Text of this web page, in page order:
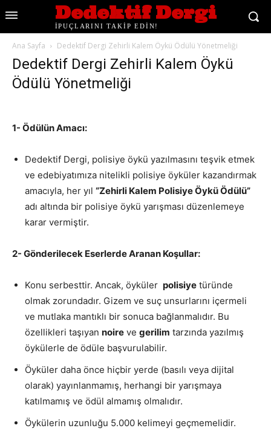
Dedektif Dergi
İPUÇLARINI TAKİP EDİN!
Ana Sayfa Dedektif Dergi Zehirli Kalem Öykü Ödülü Yönetmeliği
Dedektif Dergi Zehirli Kalem Öykü
Ödülü Yönetmeliği
1- Ödülün Amacı:
Dedektif Dergi, polisiye öykü yazılmasını teşvik etmek
ve edebiyatımıza nitelikli polisiye öyküler kazandırmak
amacıyla, her yıl “Zehirli Kalem Polisiye Öykü Ödülü”
adı altında bir polisiye öykü yarışması düzenlemeye
karar vermiştir.
2- Gönderilecek Eserlerde Aranan Koşullar:
Konu serbesttir. Ancak, öyküler polisiye türünde
olmak zorundadır. Gizem ve suç unsurlarını içermeli
ve mutlaka mantıklı bir sonuca bağlanmalıdır. Bu
özellikleri taşıyan noire ve gerilim tarzında yazılmış
öykülerle de ödüle başvurulabilir.
Öyküler daha önce hiçbir yerde (basılı veya dijital
olarak) yayınlanmamış, herhangi bir yarışmaya
katılmamış ve ödül almamış olmalıdır.
Öykülerin uzunluğu 5.000 kelimeyi geçmemelidir.